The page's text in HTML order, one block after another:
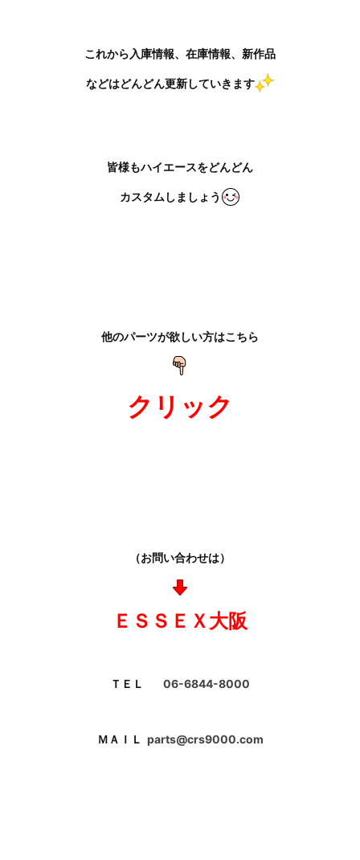
これから入庫情報、在庫情報、新作品
などはどんどん更新していきます
皆様もハイエースをどんどん
カスタムしましょう
他のパーツが欲しい方はこちら
クリック
（お問い合わせは）
ＥＳＳＥＸ大阪
ＴＥＬ 06-6844-8000
ＭＡＩＬ parts@crs9000.com